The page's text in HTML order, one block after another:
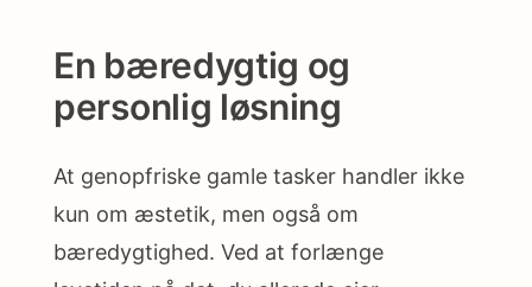
En bæredygtig og
personlig løsning
At genopfriske gamle tasker handler ikke
kun om æstetik, men også om
bæredygtighed. Ved at forlænge